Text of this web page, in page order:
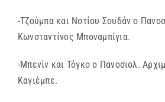
-Τζούμπα και Νοτίου Σουδάν ο
Κωνσταντίνος Μποναμπίγια.
-Μπενίν και Τόγκο ο Πανοσιολ.
Καγιέμπε.